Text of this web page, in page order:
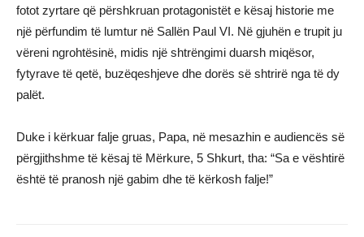
fotot zyrtare që përshkruan protagonistët e kësaj historie me
një përfundim të lumtur në Sallën Paul VI. Në gjuhën e trupit ju
vëreni ngrohtësinë, midis një shtrëngimi duarsh miqësor,
fytyrave të qetë, buzëqeshjeve dhe dorës së shtrirë nga të dy
palët.
Duke i kërkuar falje gruas, Papa, në mesazhin e audiencës së
përgjithshme të kësaj të Mërkure, 5 Shkurt, tha: “Sa e vështirë
është të pranosh një gabim dhe të kërkosh falje!”